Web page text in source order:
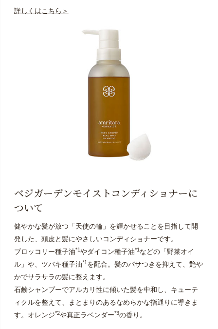
詳しくはこちら＞
ベジガーデンモイストコンディショナーに
ついて
健やかな髪が放つ「天使の輪」を輝かせることを目指して開
発した、頭皮と髪にやさしいコンディショナーです。
ブロッコリー種子油*1やダイコン種子油*1などの「野菜オイ
ル」や、ツバキ種子油*1を配合。髪のパサつきを抑えて、艶や
かでサラサラの髪に整えます。
石鹸シャンプーでアルカリ性に傾いた髪を中和し、キューテ
ィクルを整えて、まとまりのあるなめらかな指通りに導きま
す。オレンジ*2や真正ラベンダー*3の香り。